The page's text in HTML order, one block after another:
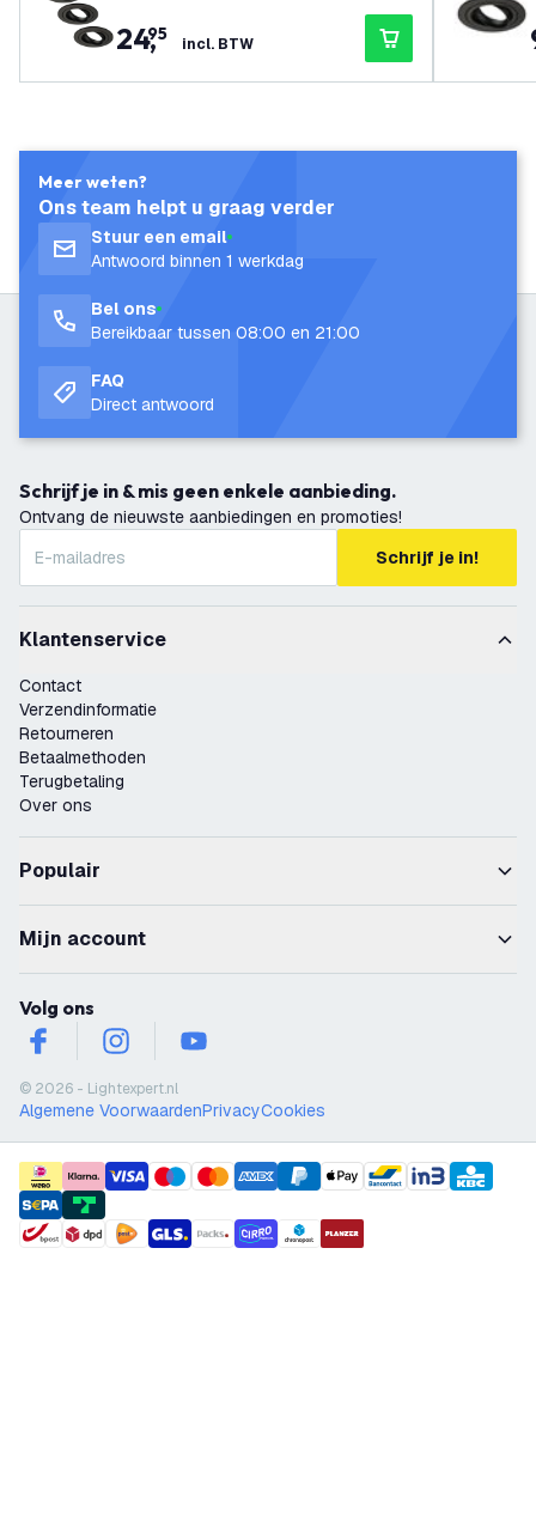
okyo - 3W - 6500K - ø92mm - 3 pac
k
24,
95 incl. BTW
Meer weten?
Ons team helpt u graag verder
Stuur een email
Antwoord binnen 1 werkdag
Bel ons
Bereikbaar tussen 08:00 en 21:00
FAQ
Direct antwoord
Schrijf je in & mis geen enkele aanbieding.
Ontvang de nieuwste aanbiedingen en promoties!
Schrijf je in!
Klantenservice
Contact
Verzendinformatie
Retourneren
Betaalmethoden
Terugbetaling
Over ons
Populair
Mijn account
Volg ons
facebookinstagramyoutube
© 2026 - Lightexpert.nl
Algemene VoorwaardenPrivacyCookies
payment methods
shipment methods